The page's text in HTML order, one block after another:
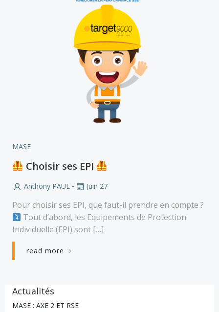
MASE
Choisir ses EPI
Anthony PAUL - Juin 27
Pour choisir ses EPI, que faut-il prendre en compte ?
Tout d’abord, les Equipements de Protection
Individuelle (EPI) sont […]
read more
Actualités
MASE : AXE 2 ET RSE